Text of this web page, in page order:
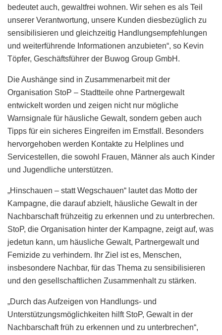
bedeutet auch, gewaltfrei wohnen. Wir sehen es als Teil
unserer Verantwortung, unsere Kunden diesbezüglich zu
sensibilisieren und gleichzeitig Handlungsempfehlungen
und weiterführende Informationen anzubieten“, so Kevin
Töpfer, Geschäftsführer der Buwog Group GmbH.
Die Aushänge sind in Zusammenarbeit mit der
Organisation StoP – Stadtteile ohne Partnergewalt
entwickelt worden und zeigen nicht nur mögliche
Warnsignale für häusliche Gewalt, sondern geben auch
Tipps für ein sicheres Eingreifen im Ernstfall. Besonders
hervorgehoben werden Kontakte zu Helplines und
Servicestellen, die sowohl Frauen, Männer als auch Kinder
und Jugendliche unterstützen.
„Hinschauen – statt Wegschauen“ lautet das Motto der
Kampagne, die darauf abzielt, häusliche Gewalt in der
Nachbarschaft frühzeitig zu erkennen und zu unterbrechen.
StoP, die Organisation hinter der Kampagne, zeigt auf, was
jedetun kann, um häusliche Gewalt, Partnergewalt und
Femizide zu verhindern. Ihr Ziel ist es, Menschen,
insbesondere Nachbar, für das Thema zu sensibilisieren
und den gesellschaftlichen Zusammenhalt zu stärken.
„Durch das Aufzeigen von Handlungs- und
Unterstützungsmöglichkeiten hilft StoP, Gewalt in der
Nachbarschaft früh zu erkennen und zu unterbrechen“,